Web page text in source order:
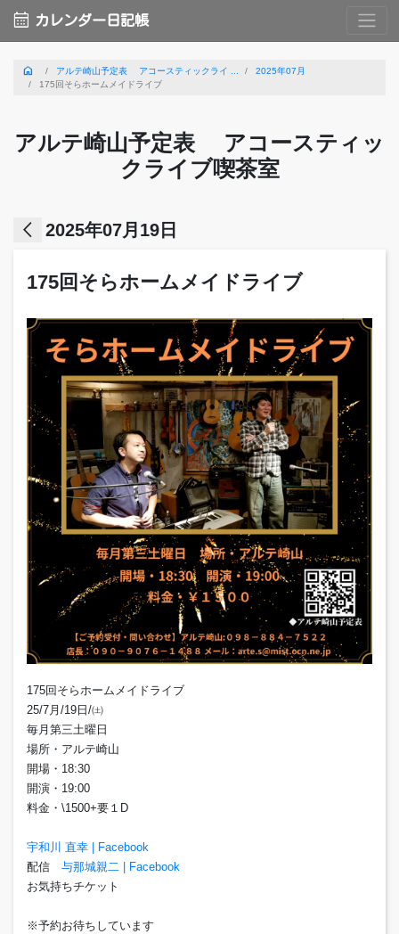
calendar_month カレンダー日記帳
home アルテ崎山予定表 アコースティックライ ...
2025年07月
175回そらホームメイドライブ
アルテ崎山予定表 アコースティッ
クライブ喫茶室
arrow_back_ios 2025年07月19日
175回そらホームメイドライブ
175回そらホームメイドライブ
25/7月/19日/㈯
毎月第三土曜日
場所・アルテ崎山
開場・18:30
開演・19:00
料金・\1500+要１D
宇和川 直幸 | Facebook
配信 与那城親二 | Facebook
お気持ちチケット
※予約お待ちしています